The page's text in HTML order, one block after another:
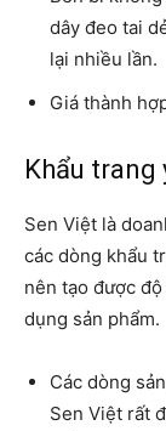
dây đeo tai
lại nhiều lần.
Giá thành
Khẩu trang
Sen Việt là
các dòng khẩu
nên tạo được
dụng sản phẩm.
Các dòng
Sen Việt rất